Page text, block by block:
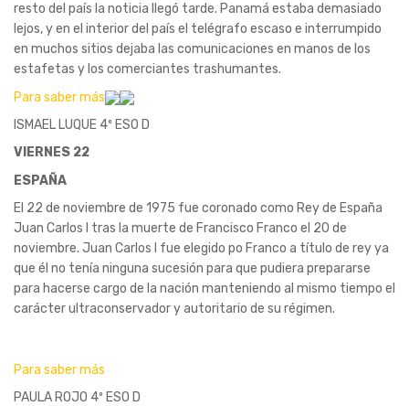
resto del país la noticia llegó tarde. Panamá estaba demasiado
lejos, y en el interior del país el telégrafo escaso e interrumpido
en muchos sitios dejaba las comunicaciones en manos de los
estafetas y los comerciantes trashumantes.
Para saber más
ISMAEL LUQUE 4º ESO D
VIERNES 22
ESPAÑA
El 22 de noviembre de 1975 fue coronado como Rey de España
Juan Carlos I tras la muerte de Francisco Franco el 20 de
noviembre. Juan Carlos I fue elegido po Franco a título de rey ya
que él no tenía ninguna sucesión para que pudiera prepararse
para hacerse cargo de la nación manteniendo al mismo tiempo el
carácter ultraconservador y autoritario de su régimen.
Para saber más
PAULA ROJO 4º ESO D